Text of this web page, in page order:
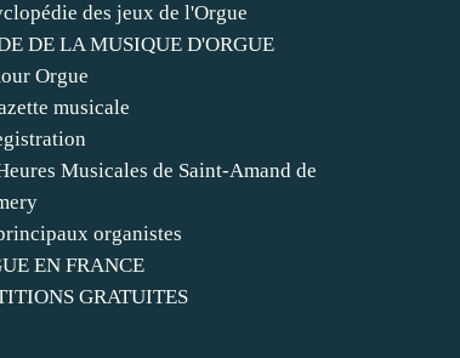
des jeux de l'Orgue
DE LA MUSIQUE D'ORGUE
Orgue
musicale
Musicales de Saint-Amand de
organistes
EN FRANCE
GRATUITES